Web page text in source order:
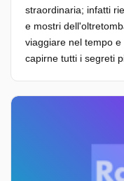
straordinaria; infatti
e mostri
viaggiare nel tempo
capirne tutti i segreti